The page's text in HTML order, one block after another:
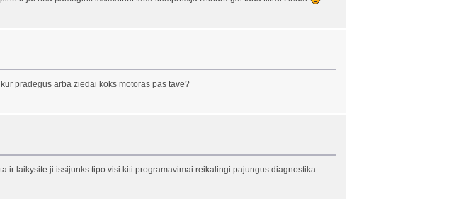
pradegus arba ziedai koks motoras pas tave?
ir laikysite ji issijunks tipo visi kiti programavimai reikalingi pajungus diagnostika